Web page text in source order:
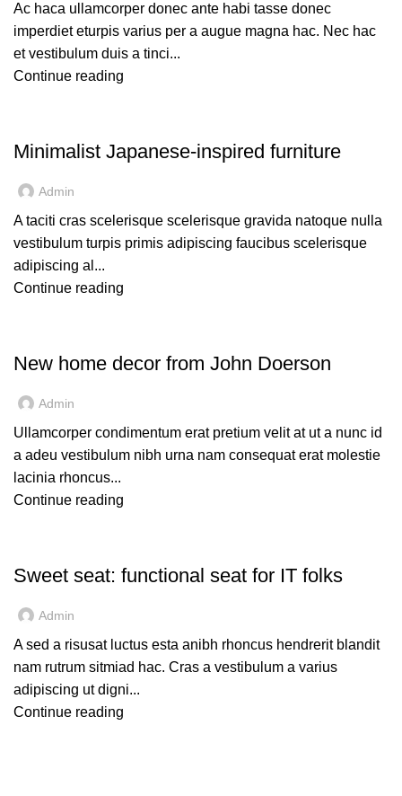
Ac haca ullamcorper donec ante habi tasse donec
imperdiet eturpis varius per a augue magna hac. Nec hac
et vestibulum duis a tinci...
Continue reading
Minimalist Japanese-inspired furniture
Admin
A taciti cras scelerisque scelerisque gravida natoque nulla
vestibulum turpis primis adipiscing faucibus scelerisque
adipiscing al...
Continue reading
New home decor from John Doerson
Admin
Ullamcorper condimentum erat pretium velit at ut a nunc id
a adeu vestibulum nibh urna nam consequat erat molestie
lacinia rhoncus...
Continue reading
Sweet seat: functional seat for IT folks
Admin
A sed a risusat luctus esta anibh rhoncus hendrerit blandit
nam rutrum sitmiad hac. Cras a vestibulum a varius
adipiscing ut digni...
Continue reading